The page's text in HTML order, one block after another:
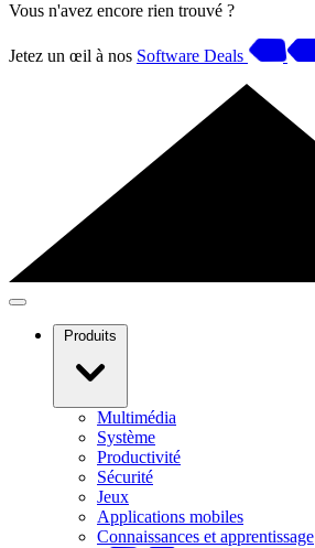
Vous n'avez encore rien trouvé ?
Jetez un œil à nos Software Deals
Produits
Multimédia
Système
Productivité
Sécurité
Jeux
Applications mobiles
Connaissances et apprentissage